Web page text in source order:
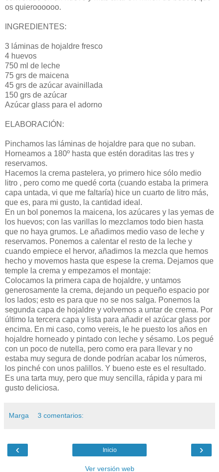
os quieroooooo.
INGREDIENTES:
3 láminas de hojaldre fresco
4 huevos
750 ml de leche
75 grs de maicena
45 grs de azúcar avainillada
150 grs de azúcar
Azúcar glass para el adorno
ELABORACIÓN:
Pinchamos las láminas de hojaldre para que no suban.
Horneamos a 180º hasta que estén doraditas las tres y
reservamos.
Hacemos la crema pastelera, yo primero hice sólo medio
litro , pero como me quedé corta (cuando estaba la primera
capa untada, vi que me faltaría) hice un cuarto de litro más,
que es, para mi gusto, la cantidad ideal.
En un bol ponemos la maicena, los azúcares y las yemas de
los huevos; con las varillas lo mezclamos todo bien hasta
que no haya grumos. Le añadimos medio vaso de leche y
reservamos. Ponemos a calentar el resto de la leche y
cuando empiece el hervor, añadimos la mezcla que hemos
hecho y movemos hasta que espese la crema. Dejamos que
temple la crema y empezamos el montaje:
Colocamos la primera capa de hojaldre, y untamos
generosamente la crema, dejando un pequeño espacio por
los lados; esto es para que no se nos salga. Ponemos la
segunda capa de hojaldre y volvemos a untar de crema. Por
último la tercera capa y lista para añadir el azúcar glass por
encima. En mi caso, como vereis, le he puesto los años en
hojaldre horneado y pintado con leche y sésamo. Los pegué
con un poco de nutella, pero como era para llevar y no
estaba muy segura de donde podrían acabar los números,
los pinché con unos palillos. Y bueno este es el resultado.
Es una tarta muy, pero que muy sencilla, rápida y para mi
gusto deliciosa.
Marga 3 comentarios:
‹ ›
Inicio
Ver versión web